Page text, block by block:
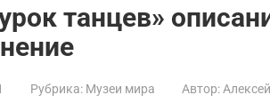
танцев»
Рубрика: Музеи мира Автор: